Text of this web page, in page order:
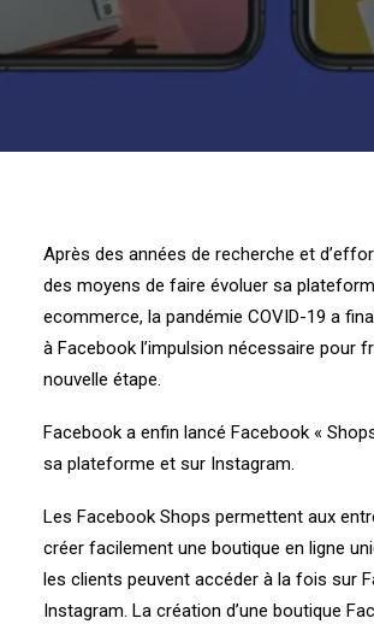
Après des années de recherche et
des moyens de faire évoluer sa
ecommerce, la pandémie COVID-19 a
à Facebook l’impulsion nécessaire pour
nouvelle étape.
Facebook a enfin lancé Facebook «
sa plateforme et sur Instagram.
Les Facebook Shops permettent aux
créer facilement une boutique en ligne
les clients peuvent accéder à la fois sur
Instagram. La création d’une boutique